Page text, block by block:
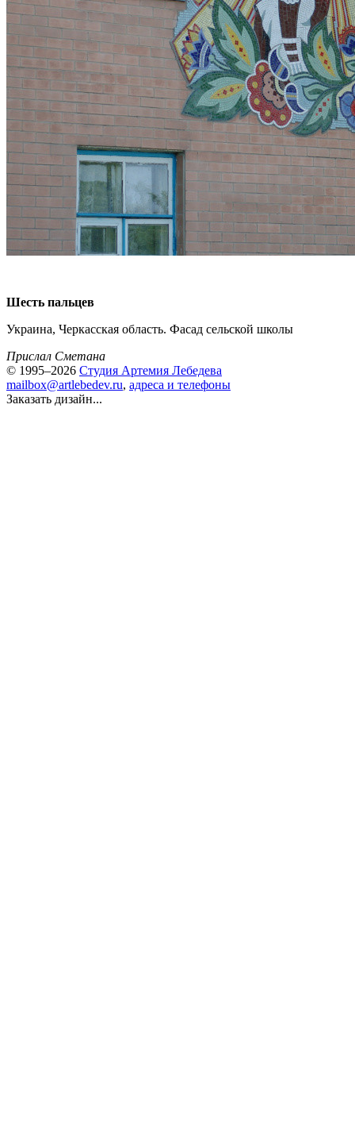
Шесть пальцев
Украина, Черкасская область. Фасад сельской школы
Прислал Сметана
© 1995–2026 Студия Артемия Лебедева
mailbox@artlebedev.ru, адреса и телефоны
Заказать дизайн...